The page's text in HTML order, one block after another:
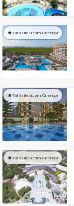
Tatilsitesi.com Öneriyor
Tatilsitesi.com Öneriyor
Tatilsitesi.com Öneriyor